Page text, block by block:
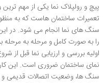
پیچ و رولپلاک نما یکی از مهم
تعمیرات ساختمان هاست که به
سنگ های نما انجام می شود. در
اولیه بررسی و ارزیابی نما قبل از
نمای ساختمان ضروری است. این
سنگ ها، وضعیت اتصالات قدیمی و